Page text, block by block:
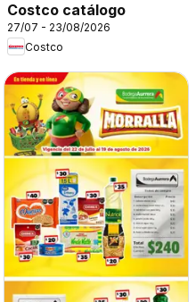
Costco catálogo
27/07 - 23/08/2026
Costco